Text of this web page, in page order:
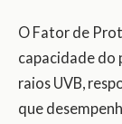
O Fator de
capacidade do
raios UVB,
que